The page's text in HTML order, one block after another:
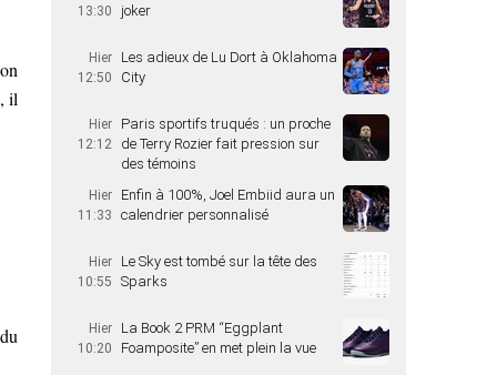
il
13:30
joker
Hier
12:50
Les adieux de Lu Dort à Oklahoma
City
Hier
12:12
Paris sportifs truqués : un proche
de Terry Rozier fait pression sur
des témoins
Hier
11:33
Enfin à 100%, Joel Embiid aura un
calendrier personnalisé
Hier
10:55
Le Sky est tombé sur la tête des
Sparks
Hier
10:20
La Book 2 PRM “Eggplant
Foamposite” en met plein la vue